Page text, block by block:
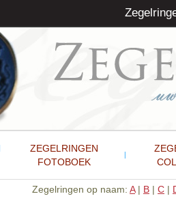
ZEGELRINGEN
FOTOBOEK
Zegelringen op naam: A| B | C |